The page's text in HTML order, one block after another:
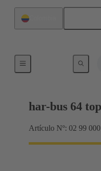
Herramienta superior
har-bus 64
Artículo Nº: 02 99